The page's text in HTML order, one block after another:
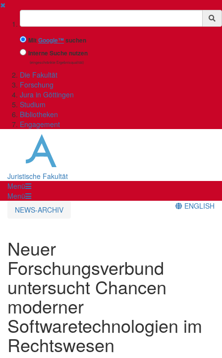
✖
Suchbegriff
MitGoogle™suchen
Interne Suche nutzen
(eingeschränkte Ergebnisqualität)
Die Fakultät
Forschung
Jura in Göttingen
Studium
Bibliotheken
Engagement
Juristische Fakultät
Menü
Menü
NEWS-ARCHIV
ENGLISH
Neuer
Forschungsverbund
untersucht Chancen
moderner
Softwaretechnologien im
Rechtswesen